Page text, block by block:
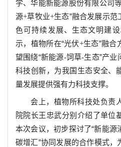
学、华能新能源股份有限公司
源+草牧业+生态”融合发展示
色可持续发展、生态文明建
示，植物所在“光伏+生态”融合
望围绕“新能源-饲草-生态”产业
科技创新，为我国生态安全、
量发展提供强有力科技支撑。
会上，植物所科技处负责
院院长王忠武分别介绍了单位
本次会议，初步探讨了“新能源
碳增汇”协同发展的合作模式